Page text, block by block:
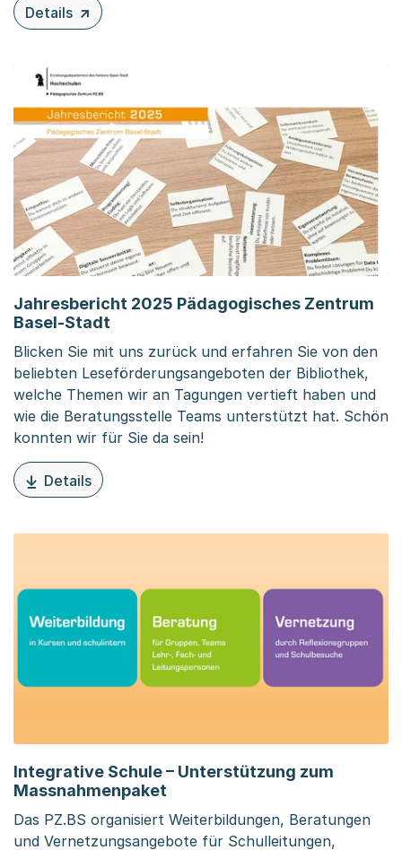
Details
zu diesem Inhalt: Newsletter Weiterbildung Mai 2026
Jahresbericht 2025 Pädagogisches Zentrum
Basel-Stadt
Blicken Sie mit uns zurück und erfahren Sie von den
beliebten Leseförderungsangeboten der Bibliothek,
welche Themen wir an Tagungen vertieft haben und
wie die Beratungsstelle Teams unterstützt hat. Schön
konnten wir für Sie da sein!
Details
zu diesem Inhalt: Jahresbericht 2025 Pädagogisches
Integrative Schule – Unterstützung zum
Massnahmenpaket
Das PZ.BS organisiert Weiterbildungen, Beratungen
und Vernetzungsangebote für Schulleitungen,